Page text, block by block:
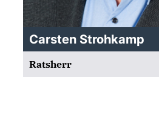
Carsten Strohkamp
Ratsherr